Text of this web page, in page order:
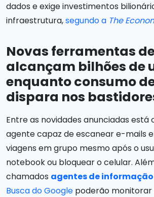
dados e exige investimentos
infraestrutura,segundo a The
Novas ferramentas
alcançam bilhões de
enquanto consumo
dispara nos
Entre as novidades anunciadas está
agente capaz de escanear e-mails
viagens em grupo mesmo após o
notebook ou bloquear o celular.
chamados agentes de informação
Busca do Google poderão monitorar